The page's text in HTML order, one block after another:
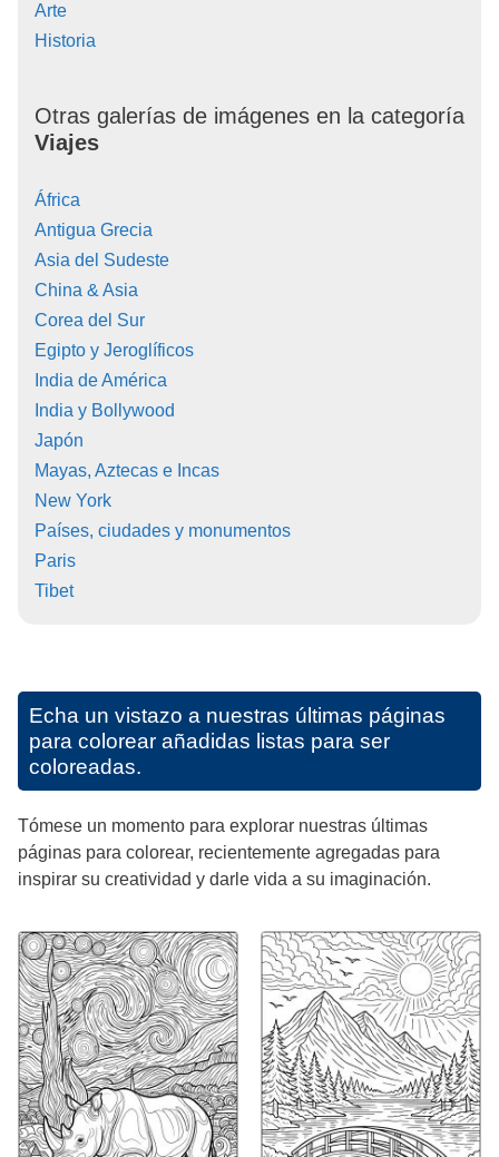
Arte
Historia
Otras galerías de imágenes en la categoría
Viajes
África
Antigua Grecia
Asia del Sudeste
China & Asia
Corea del Sur
Egipto y Jeroglíficos
India de América
India y Bollywood
Japón
Mayas, Aztecas e Incas
New York
Países, ciudades y monumentos
Paris
Tibet
Echa un vistazo a nuestras últimas páginas
para colorear añadidas listas para ser
coloreadas.
Tómese un momento para explorar nuestras últimas
páginas para colorear, recientemente agregadas para
inspirar su creatividad y darle vida a su imaginación.